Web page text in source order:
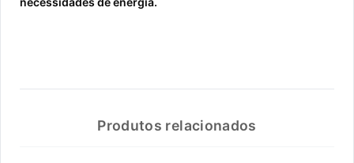
Produtos relacionados